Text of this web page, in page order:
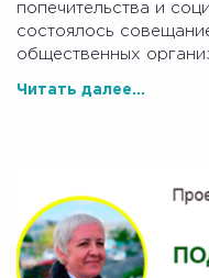
попечительства и
состоялось
общественных
Читать далее...